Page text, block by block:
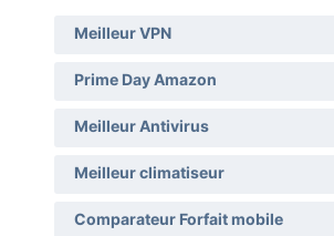
Meilleur VPN
Prime Day Amazon
Meilleur Antivirus
Meilleur climatiseur
Comparateur Forfait mobile